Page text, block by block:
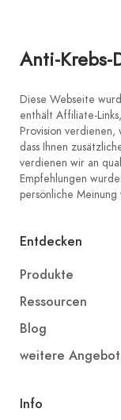
Anti-Krebs-
Diese Webseite
enthält Affiliate-
Provision verdienen,
dass Ihnen
verdienen wir an
Empfehlungen
persönliche Meinung
Entdecken
Produkte
Ressourcen
Blog
weitere
Info